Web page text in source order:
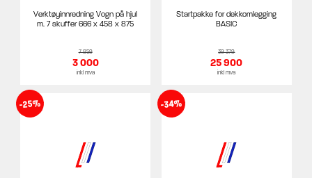
Verktøyinnredning Vogn på hjul
m. 7 skuffer 666 x 458 x 875
7 859
3 000
inkl mva
Startpakke for dekkomlegging
BASIC
39 379
25 900
inkl mva
-25% -34%